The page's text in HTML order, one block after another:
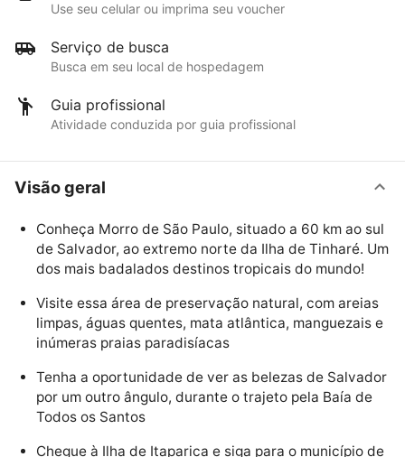
Use seu celular ou imprima seu voucher
Serviço de busca
Busca em seu local de hospedagem
Guia profissional
Atividade conduzida por guia profissional
Visão geral
Conheça Morro de São Paulo, situado a 60 km ao sul
de Salvador, ao extremo norte da Ilha de Tinharé. Um
dos mais badalados destinos tropicais do mundo!
Visite essa área de preservação natural, com areias
limpas, águas quentes, mata atlântica, manguezais e
inúmeras praias paradisíacas
Tenha a oportunidade de ver as belezas de Salvador
por um outro ângulo, durante o trajeto pela Baía de
Todos os Santos
Chegue à Ilha de Itaparica e siga para o município de